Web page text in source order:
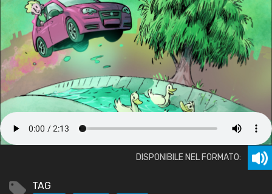
DISPONIBILE NEL FORMATO:
TAG